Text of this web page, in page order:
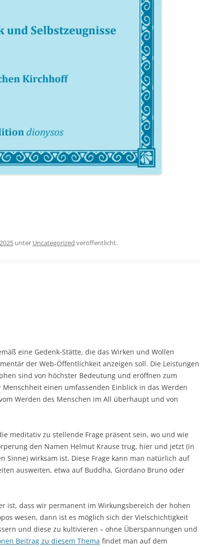
unter Uncategorized veröffentlicht.
eine Gedenk-Stätte, die das Wirken und Wollen
der Web-Öffentlichkeit anzeigen soll. Die Leistungen
sind von höchster Bedeutung und eröffnen zum
einen umfassenden Einblick in das Werden
Werden des Menschen im All überhaupt und von
meditativ zu stellende Frage präsent sein, wo und wie
den Namen Helmut Krause trug, hier und jetzt (in
Sinne) wirksam ist. Diese Frage kann man natürlich auf
ausweiten, etwa auf Buddha, Giordano Bruno oder
ist, dass wir permanent im Wirkungsbereich der hohen
wesen, dann ist es möglich sich der Vielschichtigkeit
und diese zu kultivieren – ohne Überspannungen und
Beitrag zu diesem Thema findet man auf dem